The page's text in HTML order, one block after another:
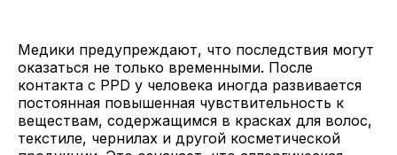
Медики предупреждают, что последствия могут
оказаться не только временными. После
контакта с PPD у человека иногда развивается
постоянная повышенная чувствительность к
веществам, содержащимся в красках для волос,
текстиле, чернилах и другой косметической